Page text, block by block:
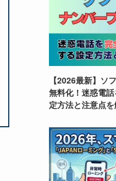
【2026最新】ソ
無料化！迷惑電
定方法と注意点